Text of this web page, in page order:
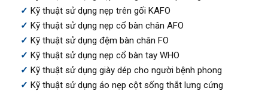
Kỹ thuật sử dụng nẹp trên gối KAFO
Kỹ thuật sử dụng nẹp cổ bàn chân AFO
Kỹ thuật sử dụng đệm bàn chân FO
Kỹ thuật sử dụng nẹp cổ bàn tay WHO
Kỹ thuật sử dụng giày dép cho người bệnh phong
Kỹ thuật sử dụng áo nẹp cột sống thắt lưng cứng